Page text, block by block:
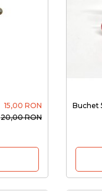
15,00 RON
20,00 RON
Buchet